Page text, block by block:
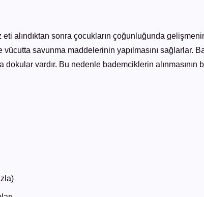
sonra çocukların çoğunluğunda gelişmenin
savunma maddelerinin yapılmasını sağlarlar.
vardır. Bu nedenle bademciklerin alınmasının